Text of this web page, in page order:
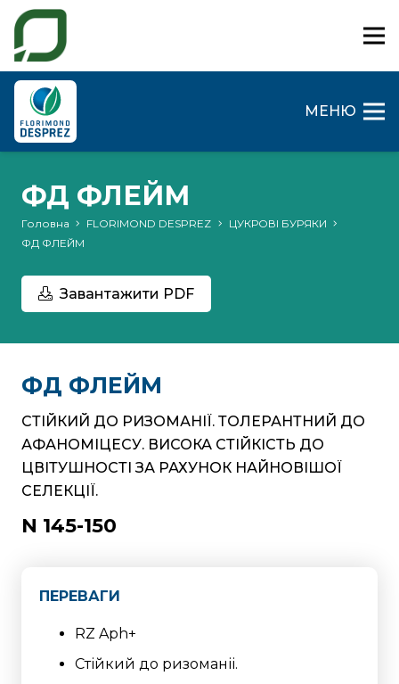
МЕНЮ
ФД ФЛЕЙМ
Головна FLORIMOND DESPREZ
ЦУКРОВІ БУРЯКИ
ФД ФЛЕЙМ
Завантажити PDF
ФД ФЛЕЙМ
СТІЙКИЙ ДО РИЗОМАНІЇ. ТОЛЕРАНТНИЙ ДО
АФАНОМІЦЕСУ. ВИСОКА СТІЙКІСТЬ ДО
ЦВІТУШНОСТІ ЗА РАХУНОК НАЙНОВІШОЇ
СЕЛЕКЦІЇ.
N 145-150
ПЕРЕВАГИ
RZ Aph+
Стійкий до ризоманіі.